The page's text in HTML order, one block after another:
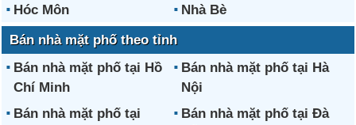
Hóc Môn
Nhà Bè
Bán nhà mặt phố theo tỉnh
Bán nhà mặt phố tại Hồ
Chí Minh
Bán nhà mặt phố tại Hà
Nội
Bán nhà mặt phố tại
Bán nhà mặt phố tại Đà